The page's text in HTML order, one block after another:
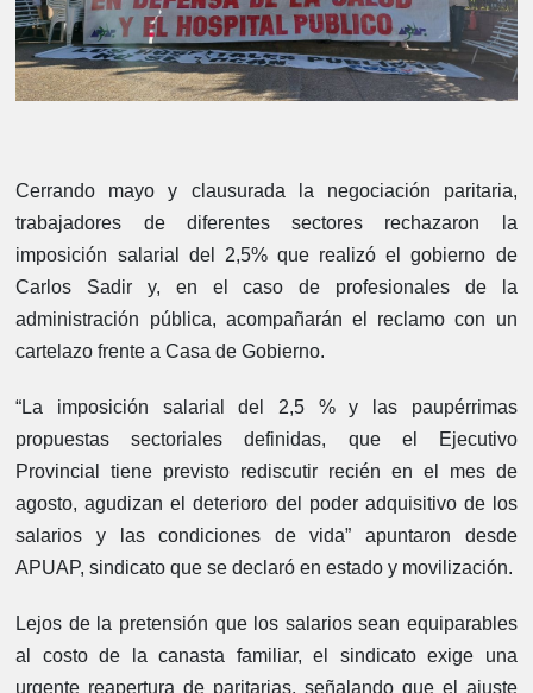
Cerrando mayo y clausurada la negociación paritaria,
trabajadores de diferentes sectores rechazaron la
imposición salarial del 2,5% que realizó el gobierno de
Carlos Sadir y, en el caso de profesionales de la
administración pública, acompañarán el reclamo con un
cartelazo frente a Casa de Gobierno.
“La imposición salarial del 2,5 % y las paupérrimas
propuestas sectoriales definidas, que el Ejecutivo
Provincial tiene previsto rediscutir recién en el mes de
agosto, agudizan el deterioro del poder adquisitivo de los
salarios y las condiciones de vida” apuntaron desde
APUAP, sindicato que se declaró en estado y movilización.
Lejos de la pretensión que los salarios sean equiparables
al costo de la canasta familiar, el sindicato exige una
urgente reapertura de paritarias, señalando que el ajuste